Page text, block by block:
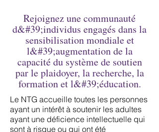
Rejoignez une communauté
d&#39;individus engagés dans la
sensibilisation mondiale et
l&#39;augmentation de la
capacité du système de soutien
par le plaidoyer, la recherche, la
formation et l&#39;éducation.
Le NTG accueille toutes les personnes
ayant un intérêt à soutenir les adultes
ayant une déficience intellectuelle qui
sont à risque ou qui ont été